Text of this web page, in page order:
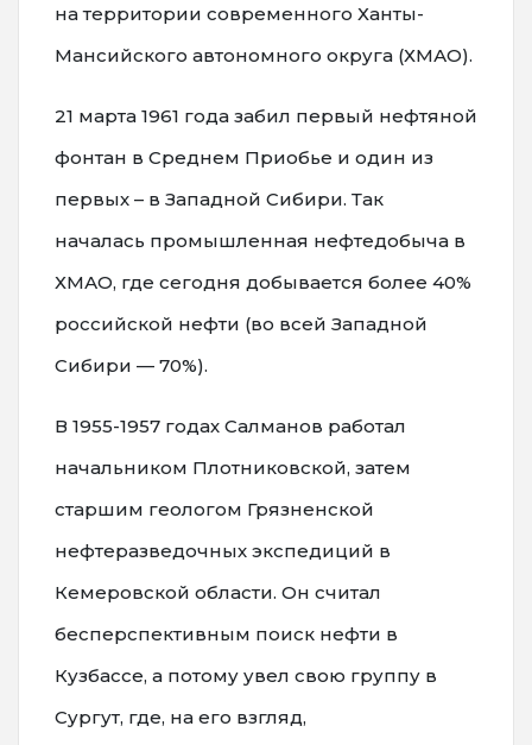
на территории современного Ханты-
Мансийского автономного округа (ХМАО).
21 марта 1961 года забил первый нефтяной
фонтан в Среднем Приобье и один из
первых – в Западной Сибири. Так
началась промышленная нефтедобыча в
ХМАО, где сегодня добывается более 40%
российской нефти (во всей Западной
Сибири — 70%).
В 1955-1957 годах Салманов работал
начальником Плотниковской, затем
старшим геологом Грязненской
нефтеразведочных экспедиций в
Кемеровской области. Он считал
бесперспективным поиск нефти в
Кузбассе, а потому увел свою группу в
Сургут, где, на его взгляд,